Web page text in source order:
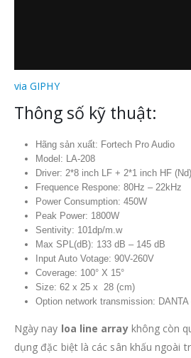
via GIPHY
Thông số kỹ thuật:
Hãng sản xuất: Fortech Pro Audio
Model: LA-208
Driver: 2*8 inch LF + 2*1 inch HF (Nd)
Frequence Respone: 80Hz – 22kHz
Power Consumption: 450W
Peak Power: 1800W
Sentivity: 101dp/m.w
Max SPL(dB): 133 dB – 145 dB
Input Auto Votage: 90V-260V
Coverage: 100° X 15°
Size: 62 x 25 x 28 (cm)
Option network transmission:
Ngày nay loa line arraykhông còn
dụng đặc biệt là các sân khấu ngoài